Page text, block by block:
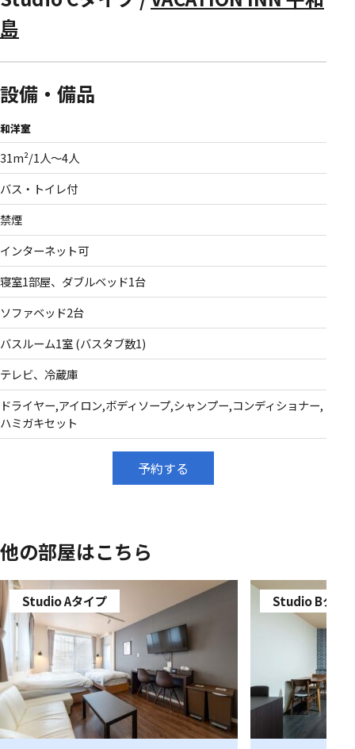
島
設備・備品
和洋室
31m²/1人〜4人
バス・トイレ付
禁煙
インターネット可
寝室1部屋、ダブルベッド1台
ソファベッド2台
バスルーム1室 (バスタブ数1)
テレビ、冷蔵庫
ドライヤー,アイロン,ボディソープ,シャンプー,コンディショナー,
ハミガキセット
予約する
他の部屋はこちら
Studio Aタイプ Studio Bタイ